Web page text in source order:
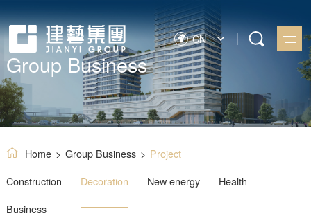
CN
Group Business
Construction Decoration New energy
Health
Business
Home > Group Business > Project